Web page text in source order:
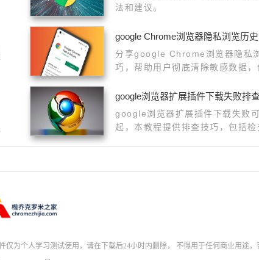
法和建议。
google Chrome浏览器隐私浏览历
分享google Chrome浏览器隐私
巧，帮助用户彻底清除敏感数据，
google浏览器扩展插件下载失败排
google浏览器扩展插件下载失败
起，本教程提供排查技巧，包括检
为个人学习测试使用，请在下载后24小时内删除，
不得用于任何商业用途，